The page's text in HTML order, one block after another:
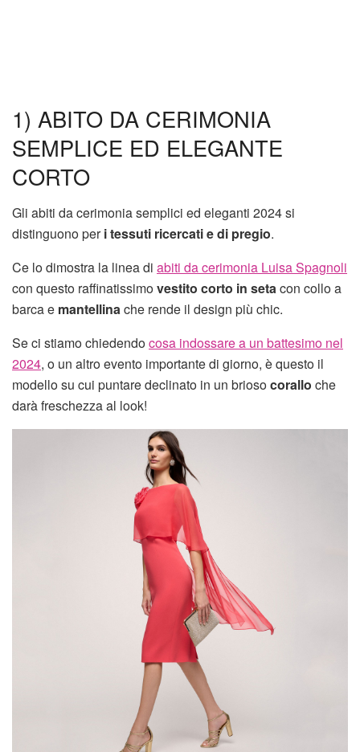
1) ABITO DA CERIMONIA
SEMPLICE ED ELEGANTE
CORTO
Gli abiti da cerimonia semplici ed eleganti 2024 si
distinguono peri tessuti ricercati e di pregio.
Ce lo dimostra la linea di abiti da cerimonia Luisa Spagnoli
con questo raffinatissimovestito corto in setacon collo a
barca e mantellinache rende il design più chic.
Se ci stiamo chiedendocosa indossare a un battesimo nel
2024, o un altro evento importante di giorno, è questo il
modello su cui puntare declinato in un briosocorallo che
darà freschezza al look!